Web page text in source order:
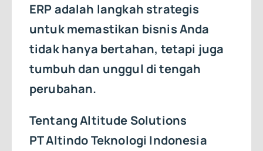
ERP adalah langkah strategis
untuk memastikan bisnis Anda
tidak hanya bertahan, tetapi juga
tumbuh dan unggul di tengah
perubahan.
Tentang Altitude Solutions
PT Altindo Teknologi Indonesia